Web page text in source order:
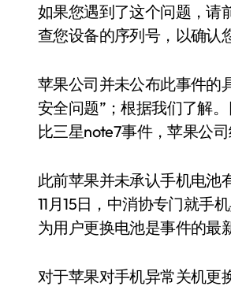
如果您遇到了这个问题，请
查您设备的序列号，以确认
苹果公司并未公布此事件的
安全问题”；根据我们了解
比三星note7事件，苹果公
此前苹果并未承认手机电池
11月15日，中消协专门就手
为用户更换电池是事件的最
对于苹果对手机异常关机更